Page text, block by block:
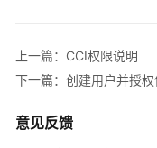
CCI
制
使
上一篇：CCI权限说明
下一篇：创建用户并授权
意见反馈